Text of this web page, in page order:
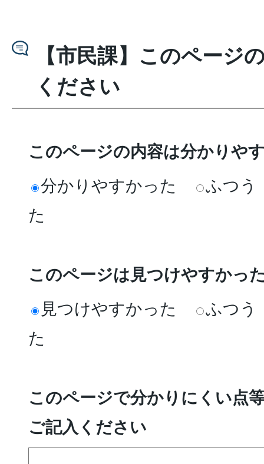
【市民課】このページ
ください
このページの内容は分かりや
分かりやすかった
ふつう
た
このページは見つけやすかっ
見つけやすかった
ふつう
た
このページで分かりにくい点
ご記入ください